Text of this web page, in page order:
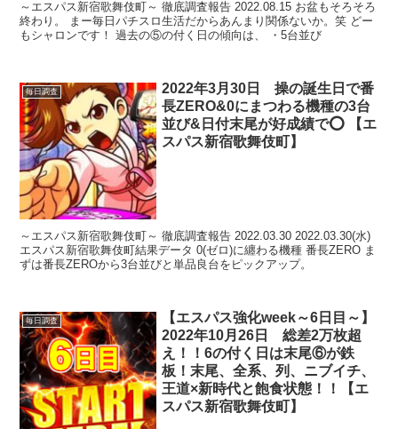
～エスパス新宿歌舞伎町～ 徹底調査報告 2022.08.15 お盆もそろそろ
終わり。 まー毎日パチスロ生活だからあんまり関係ないか。笑 どー
もシャロンです！ 過去の⑤の付く日の傾向は、 ・5台並び
毎日調査
2022年3月30日 操の誕生日で番
長ZERO&0にまつわる機種の3台
並び&日付末尾が好成績で⭕️ 【エ
スパス新宿歌舞伎町】
～エスパス新宿歌舞伎町～ 徹底調査報告 2022.03.30 2022.03.30(水)
エスパス新宿歌舞伎町結果データ 0(ゼロ)に纏わる機種 番長ZERO ま
ずは番長ZEROから3台並びと単品良台をピックアップ。
毎日調査
【エスパス強化week～6日目～】
2022年10月26日 総差2万枚超
え！！6の付く日は末尾⑥が鉄
板！末尾、全系、列、ニブイチ、
王道×新時代と飽食状態！！【エ
スパス新宿歌舞伎町】